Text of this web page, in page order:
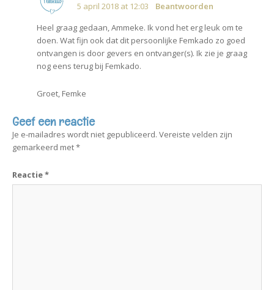
5 april 2018 at 12:03
Beantwoorden
Heel graag gedaan, Ammeke. Ik vond het erg leuk om te
doen. Wat fijn ook dat dit persoonlijke Femkado zo goed
ontvangen is door gevers en ontvanger(s). Ik zie je graag
nog eens terug bij Femkado.
Groet, Femke
Geef een reactie
Je e-mailadres wordt niet gepubliceerd. Vereiste velden zijn
gemarkeerd met*
Reactie*